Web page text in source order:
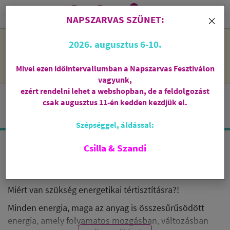
NAPSZARVAS SZÜNET: 2026. augusztus 6-10 - rendelni lehet
feldolgozni őket.
i
0
TÉRTISZTÍTÁS
Miért van szükség energetikai tértisztításra?!
Minden energia, maga az anyag is összesűrűsödött
energia, amely folyamatos mozgásban, változásban
×
NAPSZARVAS SZÜNET:
2026. augusztus 6-10.
Mivel ezen időintervallumban a Napszarvas Fesztiválon
vagyunk,
ezért rendelni lehet a webshopban, de a feldolgozást
csak augusztus 11-én kedden kezdjük el.
Szépséggel, áldással:
Csilla & Szandi